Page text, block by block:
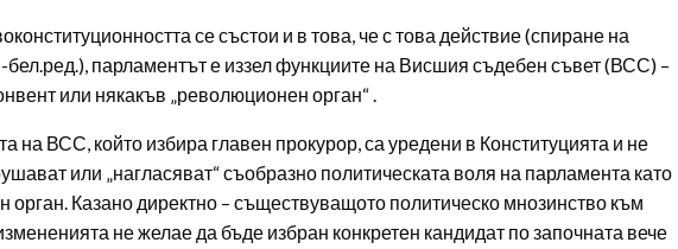
се състои и в това, че с това действие (спиране на
парламентът е иззел функциите на Висшия съдебен съвет (ВСС) –
или някакъв „революционен орган“ .
на ВСС, който избира главен прокурор, са уредени в Конституцията и не
или „нагласяват“ съобразно политическата воля на парламента като
орган. Казано директно – съществуващото политическо мнозинство към
не желае да бъде избран конкретен кандидат по започната вече